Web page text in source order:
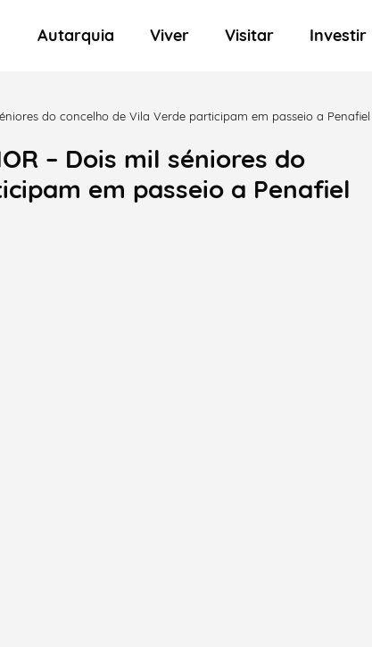
Autarquia Viver Visitar Investir
séniores do concelho de Vila Verde participam em passeio a Penafiel
– Dois mil séniores do
em passeio a Penafiel